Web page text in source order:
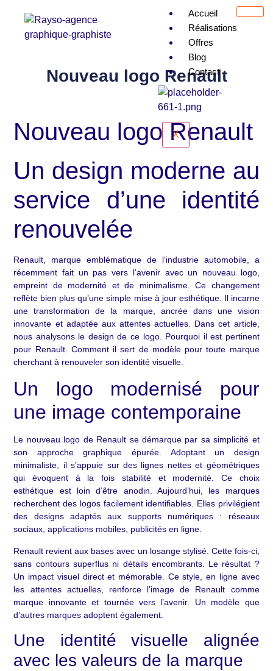
Accueil
Réalisations
Offres
Blog
Contact
X
Nouveau logo Renault
Nouveau logo Renault
Un design moderne au
service d’une identité
renouvelée
Renault, marque emblématique de l’industrie automobile, a
récemment fait un pas vers l’avenir avec un nouveau logo,
empreint de modernité et de minimalisme. Ce changement
reflète bien plus qu’une simple mise à jour esthétique. Il incarne
une transformation de la marque, ancrée dans une vision
innovante et adaptée aux attentes actuelles. Dans cet article,
nous analysons le design de ce logo. Pourquoi il est pertinent
pour Renault. Comment il sert de modèle pour toute marque
cherchant à renouveler son identité visuelle.
Un logo modernisé pour
une image contemporaine
Le nouveau logo de Renault se démarque par sa simplicité et
son approche graphique épurée. Adoptant un design
minimaliste, il s’appuie sur des lignes nettes et géométriques
qui évoquent à la fois stabilité et modernité. Ce choix
esthétique est loin d’être anodin. Aujourd’hui, les marques
recherchent des logos facilement identifiables. Elles privilégient
des designs adaptés aux supports numériques : réseaux
sociaux, applications mobiles, publicités en ligne.
Renault revient aux bases avec un losange stylisé. Cette fois-ci,
sans contours superflus ni détails encombrants. Le résultat ?
Un impact visuel direct et mémorable. Ce style, en ligne avec
les attentes actuelles, renforce l’image de Renault comme
marque innovante et tournée vers l’avenir. Un modèle que
d’autres marques adoptent également.
Une identité visuelle alignée
avec les valeurs de la marque